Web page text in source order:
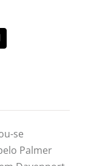
se
Palmer